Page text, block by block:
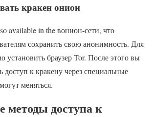
кракен онион
available in the вонион-сети, что
сохранить свою анонимность. Для
установить браузер Tor. После этого вы
доступ к кракену через специальные
меняться.
методы доступа к